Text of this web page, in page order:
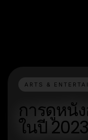
ARTS &
การดูหนั
ในปี 2023